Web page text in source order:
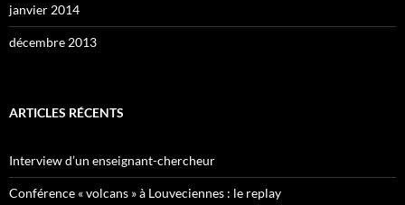
janvier 2014
décembre 2013
ARTICLES RÉCENTS
Interview d’un enseignant-chercheur
Conférence « volcans » à Louveciennes : le replay